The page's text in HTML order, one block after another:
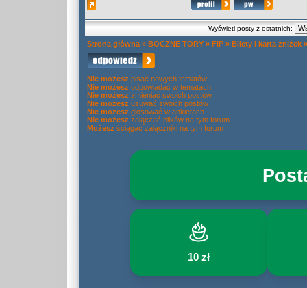
Wyświetl posty z ostatnich:
Strona główna » BOCZNE TORY » FIP » Bilety i karta zniżek
Nie możesz pisać nowych tematów
Nie możesz odpowiadać w tematach
Nie możesz zmieniać swoich postów
Nie możesz usuwać swoich postów
Nie możesz głosować w ankietach
Nie możesz załączać plików na tym forum
Możesz ściągać załączniki na tym forum
10 zł